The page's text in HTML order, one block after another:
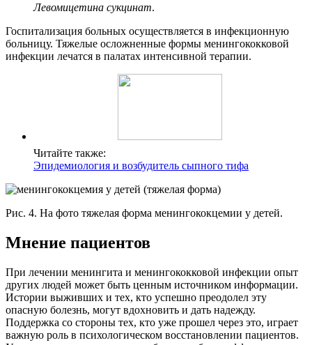
Левомицетина сукцинат.
Госпитализация больных осуществляется в инфекционную
больницу. Тяжелые осложненные формы менингококковой
инфекции лечатся в палатах интенсивной терапии.
Читайте также:
Эпидемиология и возбудитель сыпного тифа
Рис. 4. На фото тяжелая форма менингококцемии у детей.
Мнение пациентов
При лечении менингита и менингококковой инфекции опыт
других людей может быть ценным источником информации.
Истории выживших и тех, кто успешно преодолел эту
опасную болезнь, могут вдохновить и дать надежду.
Поддержка со стороны тех, кто уже прошел через это, играет
важную роль в психологическом восстановлении пациентов.